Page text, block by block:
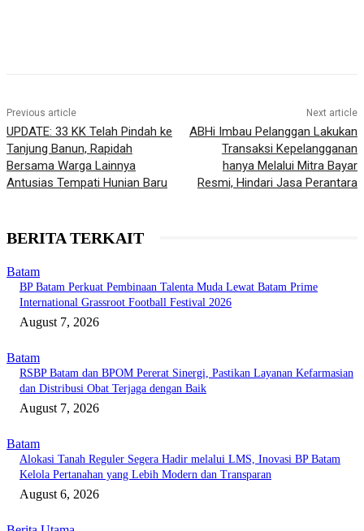
Previous article
UPDATE: 33 KK Telah Pindah ke
Tanjung Banun, Rapidah
Bersama Warga Lainnya
Antusias Tempati Hunian Baru
Next article
ABHi Imbau Pelanggan Lakukan
Transaksi Kepelangganan
hanya Melalui Mitra Bayar
Resmi, Hindari Jasa Perantara
BERITA TERKAIT
Batam
BP Batam Perkuat Pembinaan Talenta Muda Lewat Batam Prime
International Grassroot Football Festival 2026
August 7, 2026
Batam
RSBP Batam dan BPOM Pererat Sinergi, Pastikan Layanan Kefarmasian
dan Distribusi Obat Terjaga dengan Baik
August 7, 2026
Batam
Alokasi Tanah Reguler Segera Hadir melalui LMS, Inovasi BP Batam
Kelola Pertanahan yang Lebih Modern dan Transparan
August 6, 2026